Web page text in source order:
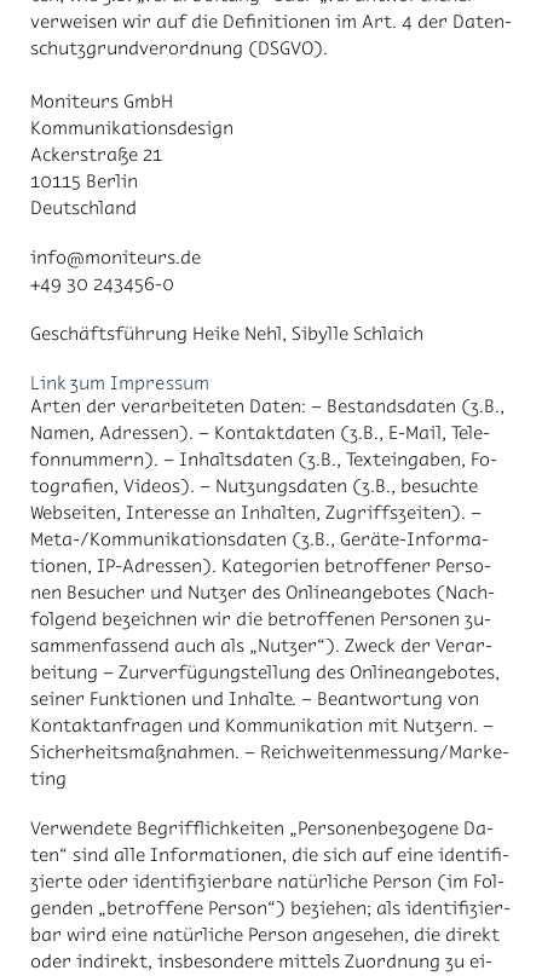
ver­wei­sen wir auf die De­fi­ni­tio­nen im Art. 4 der Da­ten­
schutz­grund­ver­ord­nung (DS­GVO).
Mo­ni­teurs GmbH
Kom­mu­ni­ka­ti­ons­de­sign
Acker­stra­ße 21
10115 Ber­lin
Deutsch­land
info@mo­ni­teurs.de
+49 30 243456-0
Ge­schäfts­füh­rung Hei­ke Nehl, Si­byl­le Schlaich
Link zum Im­pres­sum
Ar­ten der ver­ar­bei­te­ten Da­ten: – Be­stands­da­ten (z.B.,
Na­men, Adres­sen). – Kon­takt­da­ten (z.B., E-Mail, Te­le­
fon­num­mern). – In­halts­da­ten (z.B., Text­ein­ga­ben, Fo­
to­gra­fi­en, Vi­de­os). – Nut­zungs­da­ten (z.B., be­such­te
Web­sei­ten, In­ter­es­se an In­hal­ten, Zu­griffs­zei­ten). –
Meta-/​Kom­mu­ni­ka­ti­ons­da­ten (z.B., Ge­rä­te-In­for­ma­
tio­nen, IP-Adres­sen). Ka­te­go­ri­en be­trof­fe­ner Per­so­
nen Be­su­cher und Nut­zer des On­line­an­ge­bo­tes (Nach­
fol­gend be­zeich­nen wir die be­trof­fe­nen Per­so­nen zu­
sam­men­fas­send auch als „Nut­zer“). Zweck der Ver­ar­
bei­tung – Zur­ver­fü­gung­stel­lung des On­line­an­ge­bo­tes,
sei­ner Funk­tio­nen und In­hal­te. – Be­ant­wor­tung von
Kon­takt­an­fra­gen und Kom­mu­ni­ka­ti­on mit Nut­zern. –
Si­cher­heits­maß­nah­men. – Reich­wei­ten­mes­sung/​Mar­ke­
ting
Ver­wen­de­te Be­griff­lich­kei­ten „Per­so­nen­be­zo­ge­ne Da­
ten“ sind alle In­for­ma­tio­nen, die sich auf eine iden­ti­fi­
zier­te oder iden­ti­fi­zier­ba­re na­tür­li­che Per­son (im Fol­
gen­den „be­trof­fe­ne Per­son“) be­zie­hen; als iden­ti­fi­zier­
bar wird eine na­tür­li­che Per­son an­ge­se­hen, die di­rekt
oder in­di­rekt, ins­be­son­de­re mit­tels Zu­ord­nung zu ei­